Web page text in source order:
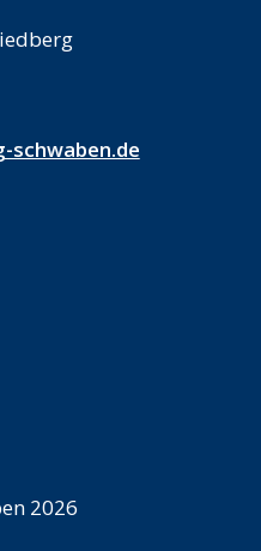
schwaben.de
2026